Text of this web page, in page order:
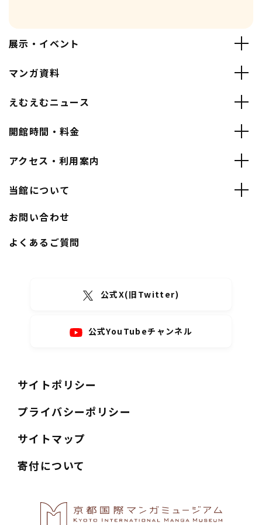
展示・イベント
マンガ資料
えむえむニュース
開館時間・料金
アクセス・利用案内
当館について
お問い合わせ
よくあるご質問
公式X(旧Twitter)
公式YouTubeチャンネル
サイトポリシー
プライバシーポリシー
サイトマップ
寄付について